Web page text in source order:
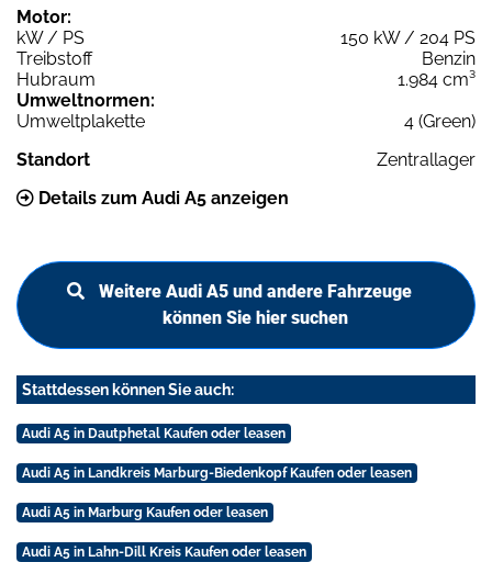
Motor:
kW / PS
150 kW / 204 PS
Treibstoff
Benzin
Hubraum
1.984 cm³
Umweltnormen:
Umweltplakette
4 (Green)
Standort
Zentrallager
Details zum Audi A5 anzeigen
Weitere Audi A5 und andere Fahrzeuge
können Sie hier suchen
Stattdessen können Sie auch:
Audi A5 in Dautphetal Kaufen oder leasen
Audi A5 in Landkreis Marburg-Biedenkopf Kaufen oder leasen
Audi A5 in Marburg Kaufen oder leasen
Audi A5 in Lahn-Dill Kreis Kaufen oder leasen